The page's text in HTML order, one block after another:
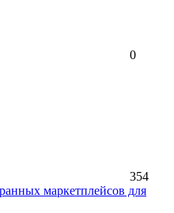
0
354
маркетплейсов для